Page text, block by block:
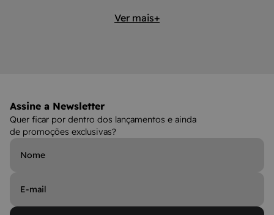
Ver mais+
Assine a Newsletter
Quer ficar por dentro dos lançamentos e ainda
de promoções exclusivas?